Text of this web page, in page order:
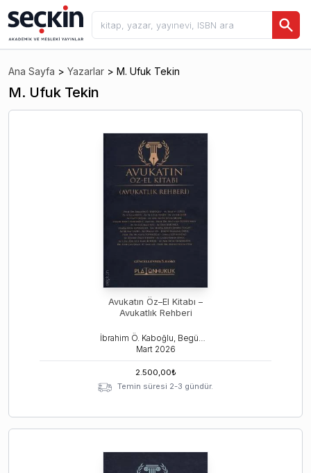
Ana Sayfa > Yazarlar > M. Ufuk Tekin
M. Ufuk Tekin
Avukatın Öz–El Kitabı –
Avukatlık Rehberi
İbrahim Ö. Kaboğlu, Begüm Gürel, Atilla Özen
Mart 2026
2.500,00₺
Temin süresi 2-3 gündür.